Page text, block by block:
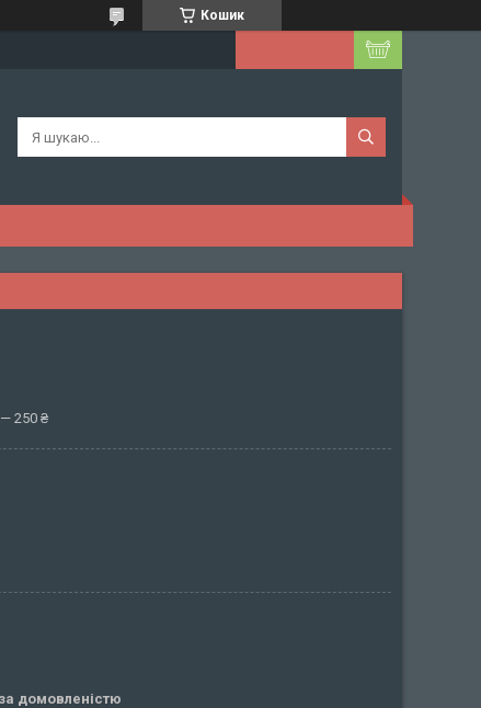
Кошик
250 ₴
за домовленістю